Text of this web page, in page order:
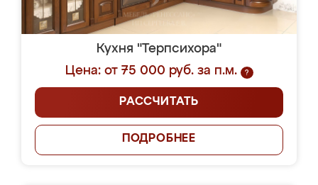
Кухня "Терпсихора"
Цена: от 75 000 руб. за п.м.
?
РАССЧИТАТЬ
ПОДРОБНЕЕ